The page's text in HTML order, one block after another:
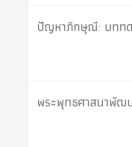
ปัญหาภิกษุณี: บทท
พระพุทธศาสนาพัฒ